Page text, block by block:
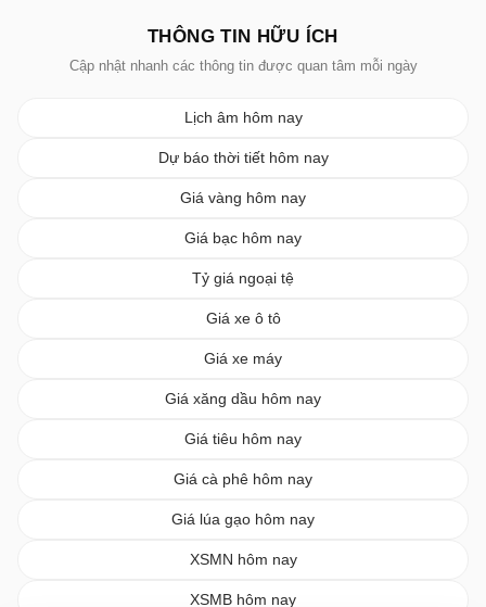
THÔNG TIN HỮU ÍCH
Cập nhật nhanh các thông tin được quan tâm mỗi ngày
Lịch âm hôm nay
Dự báo thời tiết hôm nay
Giá vàng hôm nay
Giá bạc hôm nay
Tỷ giá ngoại tệ
Giá xe ô tô
Giá xe máy
Giá xăng dầu hôm nay
Giá tiêu hôm nay
Giá cà phê hôm nay
Giá lúa gạo hôm nay
XSMN hôm nay
XSMB hôm nay